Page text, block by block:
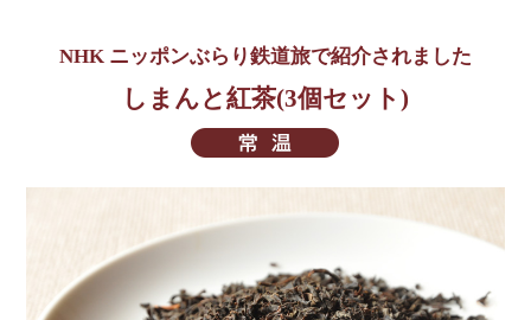
NHK ニッポンぶらり鉄道旅で紹介されました
しまんと紅茶(3個セット)